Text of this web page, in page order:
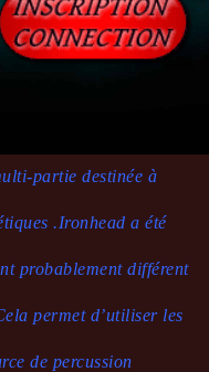
partie destinée à
.Ironhead a été
probablement différent
permet d’utiliser les
de percussion